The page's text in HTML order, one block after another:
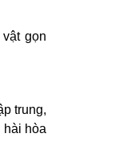
gọn
trung,
hài hòa